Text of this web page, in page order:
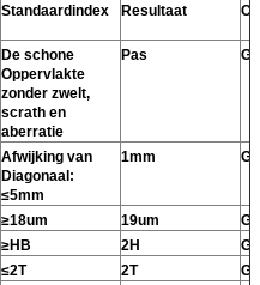
Standaardindex Resultaat
De schone
Oppervlakte
zonder zwelt,
scrath en
aberratie
Pas
Afwijking van
Diagonaal:
≤5mm
1mm
≥18um 19um
≥HB 2H
≤2T 2T